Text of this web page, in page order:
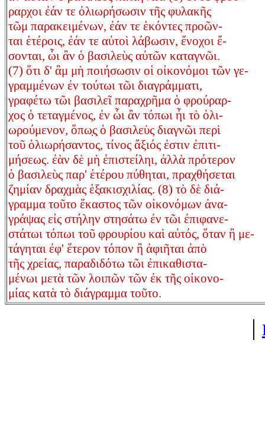
ραρχοι ἐάν τε ὀλιωρήσωσιν τῆς φυλακῆς
τῶμ παρακειμένων, ἐάν τε ἑκόντες προῶν-
ται ἑτέροις, ἐάν τε αὐτοὶ λάβωσιν, ἔνοχοι ἔ-
σονται, ὧι ἂν ὁ βασιλεὺς αὐτῶν καταγνῶι.
(7) ὅτι δ' ἂμ μὴ ποιήσωσιν οἱ οἰκονόμοι τῶν γε-
γραμμένων ἐν τούτωι τῶι διαγράμματι,
γραφέτω τῶι βασιλεῖ παραχρῆμα ὁ φρούραρ-
χος ὁ τεταγμένος, ἐν ὧι ἂν τόπωι ἦι τὸ ὀλι-
ωρούμενον, ὅπω̣ς̣ ὁ βασιλεὺς διαγνῶι περὶ
τοῦ ὀλιωρήσαντος, τίνος ἄξιός ἐστιν ἐπιτι-
μήσεως. ἐὰν δὲ μὴ ἐπιστείληι, ἀλλὰ πρότερον
ὁ βασιλεὺς παρ' ἑτέρου πύθηται, πραχθήσεται
ζημίαν δραχμὰς ἑξακισχιλίας. (8) τὸ δὲ διά-
γραμμα τοῦτο ἕκαστος τῶν οἰκονόμων ἀνα-
γράψας εἰς στήλην στησάτω ἐν τῶι ἐπιφανε-
στάτωι τόπωι τοῦ φρουρίου καὶ αὐτός, ὅταν ἢ με-
τάγηται ἐφ' ἕτερον τόπον ἢ ἀφιῆται ἀπὸ
τῆς χρείας, παραδιδότω τῶι ἐπικαθιστα-
μένωι μετὰ τῶν λοιπῶν τῶν ἐκ τῆς οἰκονο-
μίας κατὰ τὸ διάγραμμα τοῦτο.
|